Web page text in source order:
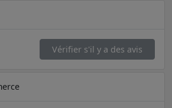
Vérifier s'il y a des avis